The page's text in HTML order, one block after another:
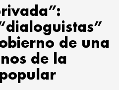
de una
de la